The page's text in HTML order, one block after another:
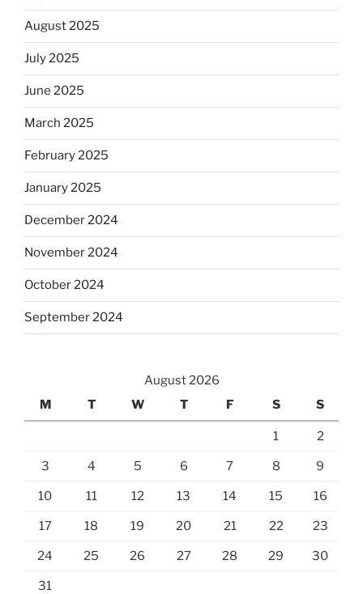
August 2025
July 2025
June 2025
March 2025
February 2025
January 2025
December 2024
November 2024
October 2024
September 2024
August 2026
M
T W T F S S
1 2
3 4 5 6 7 8 9
10 11 12 13 14 15 16
17 18 19 20 21 22 23
24 25 26 27 28 29 30
31